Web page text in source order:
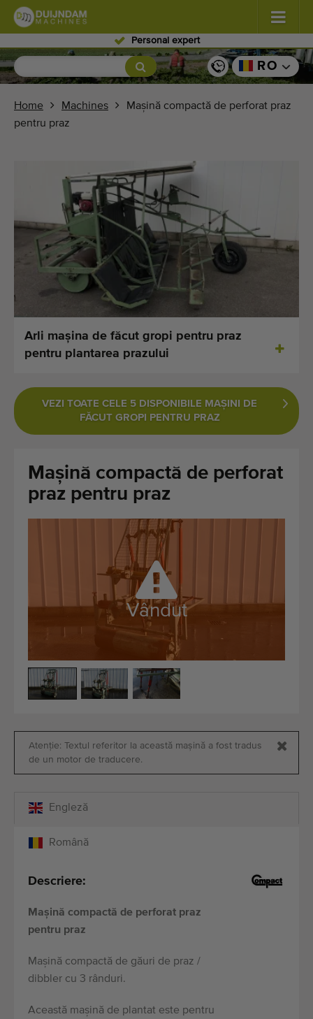
Personal expert
Flori şi plante
Producţie de seră zarzavaturi
Benzi transportoare (441)
Vindeți-vă mașina!
Căutați pe tip
Ultimele mașini văzute
Notificări despre mașini disponibile
Importați o mașină
Machines
Despre noi
Echipamente de calitate
Livrare în întreaga lume
Din 1977
RO
Home Machines
Mașină compactă de perforat praz
pentru praz
Arli maşina de făcut gropi pentru praz
pentru plantarea prazului
VEZI TOATE CELE 5 DISPONIBILE MAŞINI DE
FĂCUT GROPI PENTRU PRAZ
Mașină compactă de perforat
praz pentru praz
Vândut
Atenție: Textul referitor la această mașină a fost tradus
de un motor de traducere.
Română
Engleză
Descriere:
Mașină compactă de perforat praz
pentru praz
Mașină compactă de găuri de praz /
dibbler cu 3 rânduri.
Această mașină de plantat este pentru